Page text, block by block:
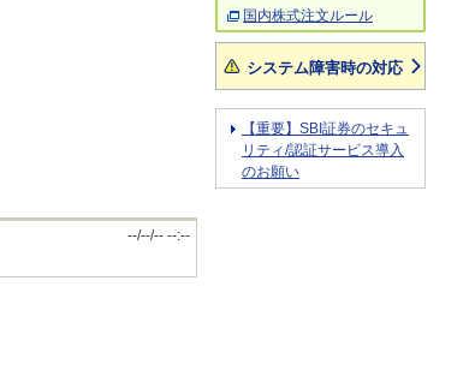
--/--/-- --:--
国内株式注文ルール
システム障害時の対応
【重要】SBI証券のセキュ
リティ/認証サービス導入
のお願い